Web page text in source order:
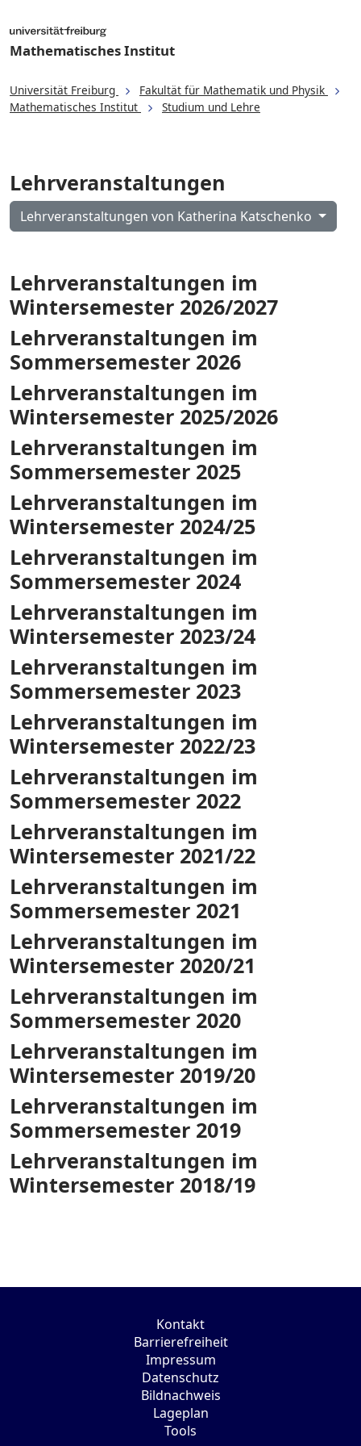
Mathematisches Institut
Universität Freiburg
Fakultät für Mathematik und Physik
Mathematisches Institut
Studium und Lehre
Lehrveranstaltungen
Lehrveranstaltungen von Katherina Katschenko
Lehrveranstaltungen im
Wintersemester 2026/2027
Lehrveranstaltungen im
Sommersemester 2026
Lehrveranstaltungen im
Wintersemester 2025/2026
Lehrveranstaltungen im
Sommersemester 2025
Lehrveranstaltungen im
Wintersemester 2024/25
Lehrveranstaltungen im
Sommersemester 2024
Lehrveranstaltungen im
Wintersemester 2023/24
Lehrveranstaltungen im
Sommersemester 2023
Lehrveranstaltungen im
Wintersemester 2022/23
Lehrveranstaltungen im
Sommersemester 2022
Lehrveranstaltungen im
Wintersemester 2021/22
Lehrveranstaltungen im
Sommersemester 2021
Lehrveranstaltungen im
Wintersemester 2020/21
Lehrveranstaltungen im
Sommersemester 2020
Lehrveranstaltungen im
Wintersemester 2019/20
Lehrveranstaltungen im
Sommersemester 2019
Lehrveranstaltungen im
Wintersemester 2018/19
Kontakt
Barrierefreiheit
Impressum
Datenschutz
Bildnachweis
Lageplan
Tools